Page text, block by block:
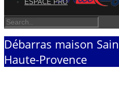
ESPACE PRO
Débarras maison
Haute-Provence